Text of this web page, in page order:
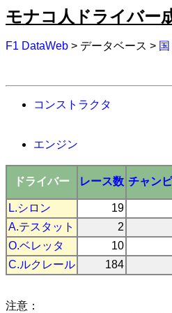
モナコ人ドライバー
F1 DataWeb > データベース > 国
コンストラクタ
エンジン
ドライバー レース数 チャン
L.シロン
19
A.テスタット
2
O.ベレッタ
10
C.ルクレール
184
注意：